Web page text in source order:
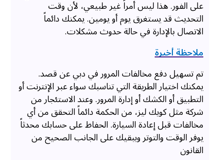
على الفور. هذا ليس أمراً غير طبيعي، لأن وقت
التحديث قد يستغرق يوم أو يومين. يمكنك دائماً
الاتصال بالإدارة في حالة حدوث مشكلات.
ملاحظة أخيرة
تم تسهيل دفع مخالفات المرور في دبي عن قصد.
يمكنك اختيار الطريقة التي تناسبك سواء عبر الإنترنت أو
التطبيق أو الكشك أو إدارة المرور. وعند الاستئجار من
شركة مثل كويك ليز، من الحكمة دائماً التحقق من أي
مخالفات قبل إعادة السيارة. الحفاظ على حسابك محدثاً
يوفر الوقت والتوتر ويبقيك على الجانب الصحيح من
القانون